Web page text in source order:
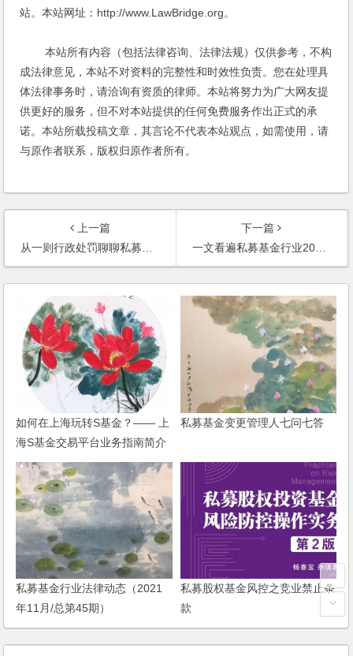
站。本站网址：http://www.LawBridge.org。
本站所有内容（包括法律咨询、法律法规）仅供参考，不构
成法律意见，本站不对资料的完整性和时效性负责。您在处理具
体法律事务时，请洽询有资质的律师。本站将努力为广大网友提
供更好的服务，但不对本站提供的任何免费服务作出正式的承
诺。本站所载投稿文章，其言论不代表本站观点，如需使用，请
与原作者联系，版权归原作者所有。
上一篇
从一则行政处罚聊聊私募基金投资载体那些事儿
下一篇
一文看遍私募基金行业2024年度监管法规政策
如何在上海玩转S基金？—— 上
海S基金交易平台业务指南简介
私募基金变更管理人七问七答
私募基金行业法律动态（2021
年11月/总第45期）
私募股权基金风控之竞业禁止条
款